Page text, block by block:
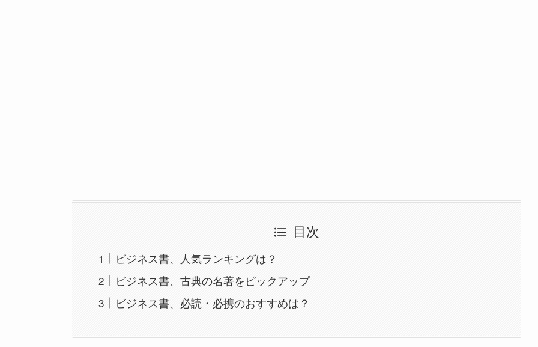
目次
ビジネス書、人気ランキングは？
ビジネス書、古典の名著をピックアップ
ビジネス書、必読・必携のおすすめは？